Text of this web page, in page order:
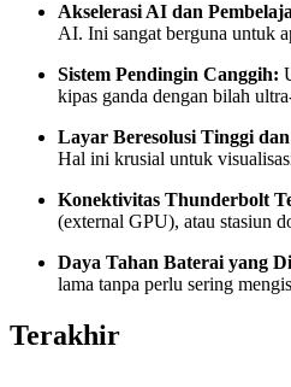
Akselerasi AI dan
AI. Ini sangat berguna untuk
Sistem Pendingin Canggih:
kipas ganda dengan bilah
Layar Beresolusi Tinggi
Hal ini krusial untuk
Konektivitas Thunderbolt
(external GPU), atau stasiun
Daya Tahan Baterai yang
lama tanpa perlu sering
Terakhir